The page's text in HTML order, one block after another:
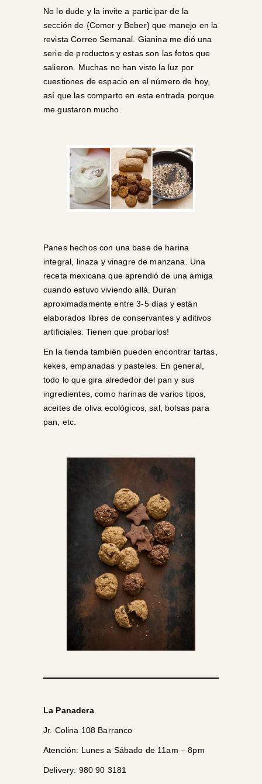
No lo dude y la invite a participar de la
sección de {Comer y Beber} que manejo en la
revistaCorreo Semanal . Gianina me dió una
serie de productos y estas son las fotos que
salieron. Muchas no han visto la luz por
cuestiones de espacio en el número de hoy,
así que las comparto en esta entrada porque
me gustaron mucho.
Panes hechos con una base de harina
integral, linaza y vinagre de manzana. Una
receta mexicana que aprendió de una amiga
cuando estuvo viviendo allá. Duran
aproximadamente entre 3-5 días y están
elaborados libres de conservantes y aditivos
artificiales. Tienen que probarlos!
En la tienda también pueden encontrar tartas,
kekes, empanadas y pasteles. En general,
todo lo que gira alrededor del pan y sus
ingredientes, como harinas de varios tipos,
aceites de oliva ecológicos, sal, bolsas para
pan, etc.
La Panadera
Jr. Colina 108 Barranco
Atención: Lunes a Sábado de 11am – 8pm
Delivery: 980 90 3181